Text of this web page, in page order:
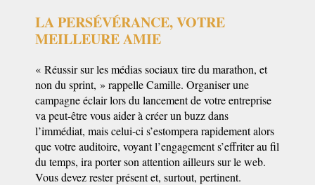
LA PERSÉVÉRANCE, VOTRE
MEILLEURE AMIE
« Réussir sur les médias sociaux tire du marathon, et
non du sprint, » rappelle Camille. Organiser une
campagne éclair lors du lancement de votre entreprise
va peut-être vous aider à créer un buzz dans
l’immédiat, mais celui-ci s’estompera rapidement alors
que votre auditoire, voyant l’engagement s’effriter au fil
du temps, ira porter son attention ailleurs sur le web.
Vous devez rester présent et, surtout, pertinent.